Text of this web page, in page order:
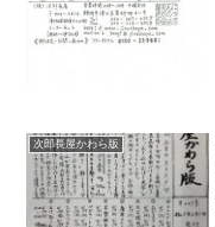
次郎長屋かわら版